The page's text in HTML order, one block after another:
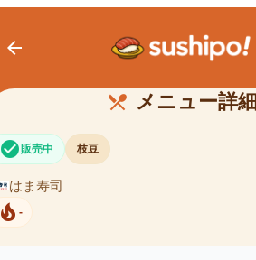
arrow_back
restaurant_menu メニュー詳細
枝豆
check_circle 販売中 枝豆
はま寿司
local_fire_department -